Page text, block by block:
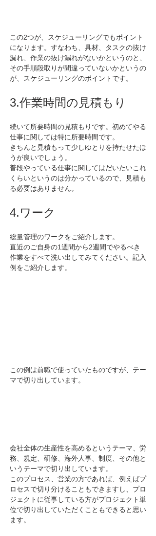
この2つが、スケジューリングでもポイント
になります。すなわち、具材、タスクの抜け
漏れ、作業の抜け漏れがないかというのと、
その手順段取りが間違っていないかというの
が、スケジューリングのポイントです。
3.作業時間の見積もり
続いて所要時間の見積もりです。初めてやる
仕事に関しては特に所要時間です。
きちんと見積もって少しゆとりを持たせたほ
うが良いでしょう。
普段やっている仕事に関してはだいたいこれ
くらいというのは分かっているので、見積も
る必要はありません。
4.ワーク
総量管理のワークをご紹介します。
直近のご自身の1週間から2週間でやるべき
作業をすべて洗い出してみてください。記入
例をご紹介します。
この例は前職で使っていたものですが、テー
マで切り出しています。
会社全体の生産性を高めるというテーマ、労
務、規定、研修、海外人事、制度、その他と
いうテーマで切り出しています。
このプロセス、営業の方であれば、例えばプ
ロセスで切り分けることもできますし、プロ
ジェクトに従事している方がプロジェクト単
位で切り出していただくこともできると思い
ます。